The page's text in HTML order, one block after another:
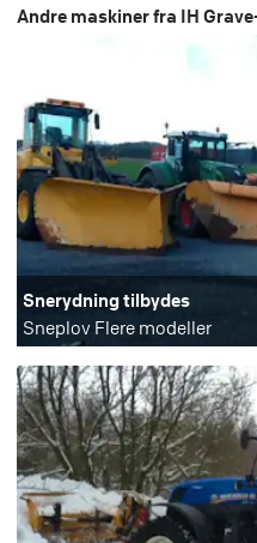
Andre maskiner fra IH
Snerydning tilbydes
Sneplov Flere modeller